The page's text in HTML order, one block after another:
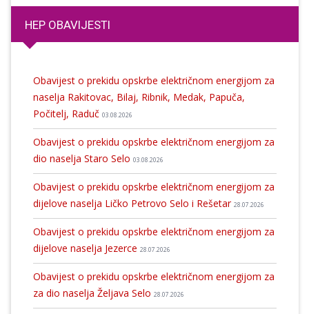
HEP OBAVIJESTI
Obavijest o prekidu opskrbe električnom energijom za
naselja Rakitovac, Bilaj, Ribnik, Medak, Papuča,
Počitelj, Raduč 03.08.2026
Obavijest o prekidu opskrbe električnom energijom za
dio naselja Staro Selo 03.08.2026
Obavijest o prekidu opskrbe električnom energijom za
dijelove naselja Ličko Petrovo Selo i Rešetar 28.07.2026
Obavijest o prekidu opskrbe električnom energijom za
dijelove naselja Jezerce 28.07.2026
Obavijest o prekidu opskrbe električnom energijom za
za dio naselja Željava Selo 28.07.2026